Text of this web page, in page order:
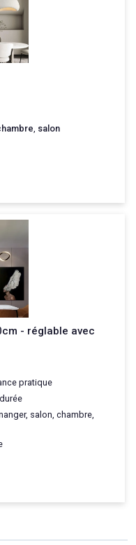
salon
- réglable avec
pratique
salon, chambre,